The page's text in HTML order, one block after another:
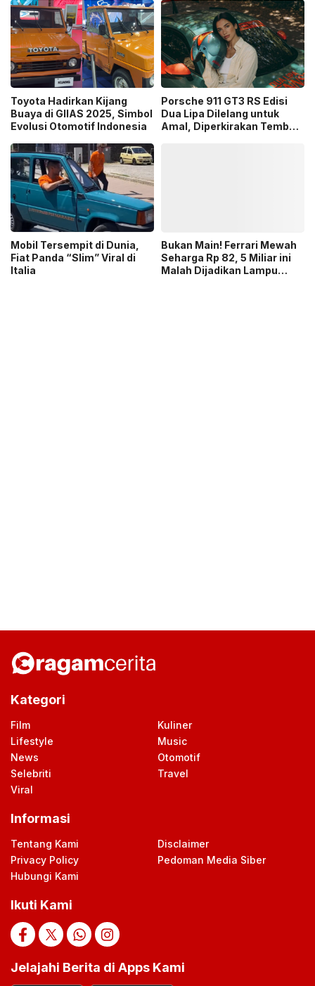
Dekat
Toyota Hadirkan Kijang
Buaya di GIIAS 2025, Simbol
Evolusi Otomotif Indonesia
Porsche 911 GT3 RS Edisi
Dua Lipa Dilelang untuk
Amal, Diperkirakan Tembus
Mobil Tersempit di Dunia,
Fiat Panda “Slim” Viral di
Italia
Bukan Main! Ferrari Mewah
Seharga Rp 82, 5 Miliar ini
Malah Dijadikan Lampu
Kategori
Film
Kuliner
Lifestyle
Music
News
Otomotif
Selebriti
Travel
Viral
Informasi
Tentang Kami
Disclaimer
Privacy Policy
Pedoman Media Siber
Hubungi Kami
Ikuti Kami
Jelajahi Berita di Apps Kami